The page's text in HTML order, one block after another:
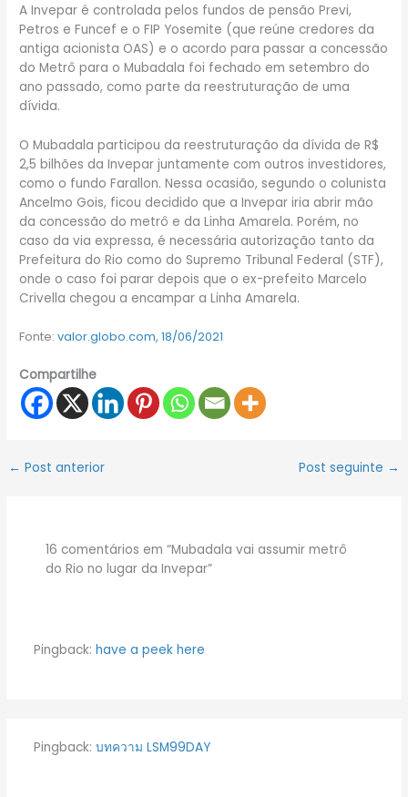
A Invepar é controlada pelos fundos de pensão Previ,
Petros e Funcef e o FIP Yosemite (que reúne credores da
antiga acionista OAS) e o acordo para passar a concessão
do Metrô para o Mubadala foi fechado em setembro do
ano passado, como parte da reestruturação de uma
dívida.
O Mubadala participou da reestruturação da dívida de R$
2,5 bilhões da Invepar juntamente com outros investidores,
como o fundo Farallon. Nessa ocasião, segundo o colunista
Ancelmo Gois, ficou decidido que a Invepar iria abrir mão
da concessão do metrô e da Linha Amarela. Porém, no
caso da via expressa, é necessária autorização tanto da
Prefeitura do Rio como do Supremo Tribunal Federal (STF),
onde o caso foi parar depois que o ex-prefeito Marcelo
Crivella chegou a encampar a Linha Amarela.
Fonte:valor.globo.com, 18/06/2021
Compartilhe
← Post anterior Post seguinte →
16 comentários em “Mubadala vai assumir metrô
do Rio no lugar da Invepar”
Pingback: have a peek here
Pingback: บทความ LSM99DAY